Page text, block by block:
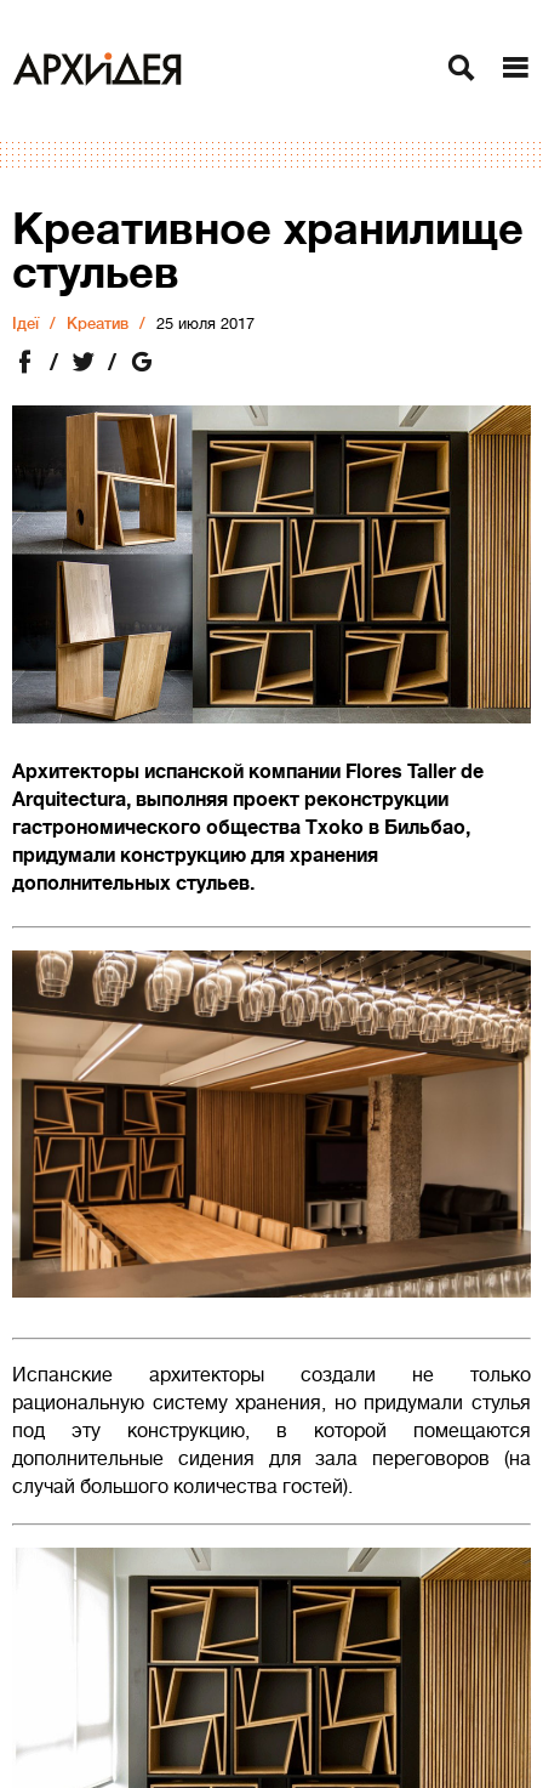
Креативное хранилище
стульев
Ідеї Креатив 25 июля 2017
Архитекторы испанской компании Flores Taller de
Arquitectura, выполняя проект реконструкции
гастрономического общества Txoko в Бильбао,
придумали конструкцию для хранения
дополнительных стульев.
Испанские архитекторы создали не только
рациональную систему хранения, но придумали стулья
под эту конструкцию, в которой помещаются
дополнительные сидения для зала переговоров (на
случай большого количества гостей).